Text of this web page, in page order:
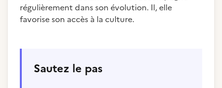
régulièrement dans son évolution. Il, elle
favorise son accès à la culture.
Sautez le pas